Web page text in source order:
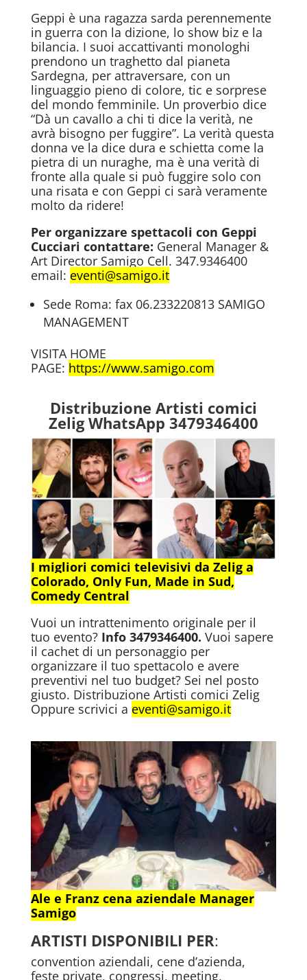
Geppi è una ragazza sarda perennemente
in guerra con la dizione, lo show biz e la
bilancia. I suoi accattivanti monologhi
prendono un traghetto dal pianeta
Sardegna, per attraversare, con un
linguaggio pieno di colore, tic e sorprese
del mondo femminile. Un proverbio dice
“Dà un cavallo a chi ti dice la verità, ne
avrà bisogno per fuggire”. La verità questa
donna ve la dice dura e schietta come la
pietra di un nuraghe, ma è una verità di
fronte alla quale si può fuggire solo con
una risata e con Geppi ci sarà veramente
molto da ridere!
Per organizzare spettacoli con Geppi
Cucciari contattare: General Manager &
Art Director Samigo Cell. 347.9346400
email: eventi@samigo.it
Sede Roma: fax 06.233220813 SAMIGO
MANAGEMENT
VISITA HOME
PAGE: https://www.samigo.com
Distribuzione Artisti comici
Zelig WhatsApp 3479346400
I migliori comici televisivi da Zelig a
Colorado, Only Fun, Made in Sud,
Comedy Central
Vuoi un intrattenimento originale per il
tuo evento? Info 3479346400. Vuoi sapere
il cachet di un personaggio per
organizzare il tuo spettacolo e avere
preventivi nel tuo budget? Sei nel posto
giusto. Distribuzione Artisti comici Zelig
Oppure scrivici a eventi@samigo.it
Ale e Franz cena aziendale Manager
Samigo
ARTISTI DISPONIBILI PER:
convention aziendali, cene d’azienda,
feste private, congressi, meeting,